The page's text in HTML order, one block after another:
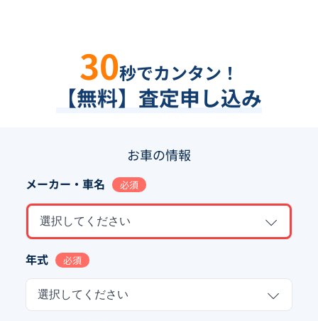
30秒でカンタン！
【無料】査定申し込み
お車の情報
メーカー・車名 必須
選択してください
年式 必須
選択してください